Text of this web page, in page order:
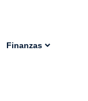
Finanzas